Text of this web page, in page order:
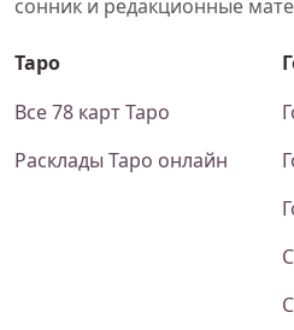
сонник и редакционные
Таро
Все 78 карт Таро
Расклады Таро онлайн